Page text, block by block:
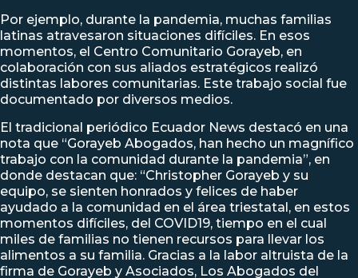
Por ejemplo, durante la pandemia, muchas familias
latinas atravesaron situaciones difíciles. En esos
momentos, el Centro Comunitario Gorayeb, en
colaboración con sus aliados estratégicos realizó
distintas labores comunitarias. Este trabajo social fue
documentado por diversos medios.
El tradicional periódico Ecuador News destacó en una
nota que “Gorayeb Abogados, han hecho un magnífico
trabajo con la comunidad durante la pandemia”, en
donde destacan que: “Christopher Gorayeb y su
equipo, se sienten honrados y felices de haber
ayudado a la comunidad en el área triestatal, en estos
momentos difíciles, del COVID19, tiempo en el cual
miles de familias no tienen recursos para llevar los
alimentos a su familia. Gracias a la labor altruista de la
firma de Gorayeb y Asociados, Los Abogados del